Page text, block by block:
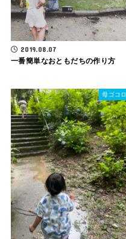
2019.08.07
一番簡単なおともだちの作り方
母ゴコロ